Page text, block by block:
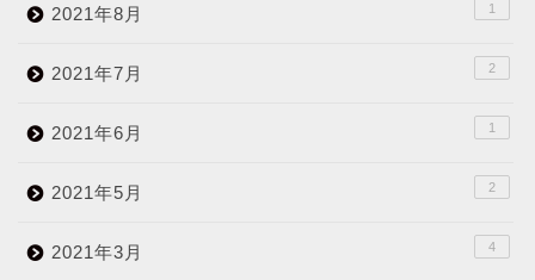
2021年8月 1
2021年7月 2
2021年6月 1
2021年5月 2
2021年3月 4